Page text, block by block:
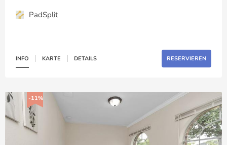
PadSplit
INFO KARTE DETAILS RESERVIEREN
-11%